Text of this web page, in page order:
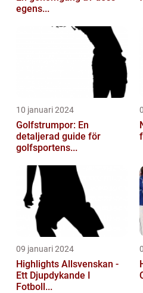
egens...
10 januari 2024
Golfstrumpor: En
detaljerad guide för
golfsportens...
09 januari 2024
Highlights Allsvenskan -
Ett Djupdykande I
Fotboll...